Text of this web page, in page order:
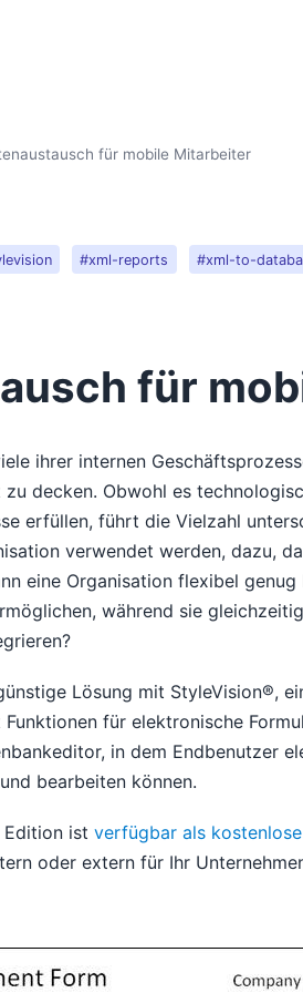
für mobile Mitarbeiter
#xml-reports #xml-to-
für
ihrer internen
decken. Obwohl es
erfüllen, führt die Vielzahl
verwendet werden, dazu,
eine Organisation flexibel
während sie
Lösung mit StyleVision®,
für elektronische
in dem Endbenutzer
bearbeiten können.
Edition istverfügbar als
oder extern für Ihr